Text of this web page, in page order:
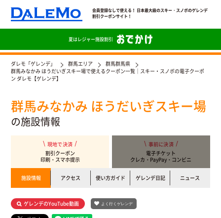
会員登録なしで使える！ 日本最大級のスキー・スノボのゲレンデ
割引クーポンサイト！
夏はレジャー施設割引
ダレモ「ゲレンデ」 群馬エリア
群馬群馬県
群馬みなかみ ほうだいぎスキー場で使えるクーポン一覧｜スキー・スノボの電子クーポ
ン ダレモ【ゲレンデ】
群馬みなかみ ほうだいぎスキー場
の施設情報
現地で決済
割引クーポン
印刷・スマホ提示
事前に決済
電子チケット
クレカ・PayPay・コンビニ
施設情報 アクセス 使い方ガイド ゲレンデ日記 ニュース
ゲレンデのYouTube動画 よく行くゲレンデ